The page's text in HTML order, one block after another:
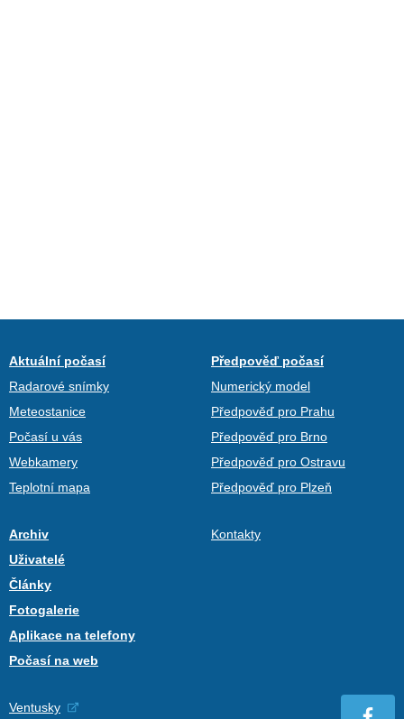
Aktuální počasí
Radarové snímky
Meteostanice
Počasí u vás
Webkamery
Teplotní mapa
Předpověď počasí
Numerický model
Předpověď pro Prahu
Předpověď pro Brno
Předpověď pro Ostravu
Předpověď pro Plzeň
Archiv
Uživatelé
Články
Fotogalerie
Aplikace na telefony
Počasí na web
Kontakty
Ventusky